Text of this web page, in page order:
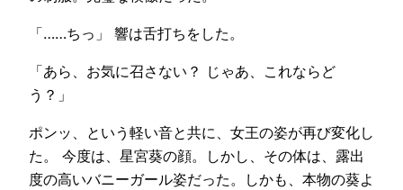
「……ちっ」 響は舌打ちをした。
「あら、お気に召さない？ じゃあ、これならど
う？」
ポンッ、という軽い音と共に、女王の姿が再び変化し
た。 今度は、星宮葵の顔。しかし、その体は、露出
度の高いバニーガール姿だった。しかも、本物の葵よ